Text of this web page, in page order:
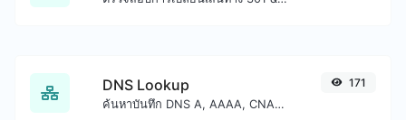
DNS Lookup
ค้นหาบันทึก DNS A, AAAA, CNAME, MX, NS, TXT, SOA ของโฮสต์
171